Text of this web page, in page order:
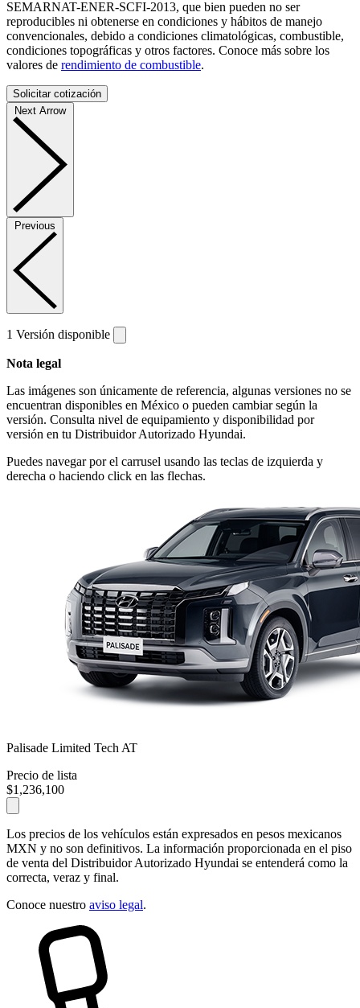
SEMARNAT-ENER-SCFI-2013, que bien pueden no ser
reproducibles ni obtenerse en condiciones y hábitos de manejo
convencionales, debido a condiciones climatológicas, combustible,
condiciones topográficas y otros factores. Conoce más sobre los
valores de rendimiento de combustible.
Solicitar cotización
Next Arrow
Previous
1 Versión disponible
Nota legal
Las imágenes son únicamente de referencia, algunas versiones no se
encuentran disponibles en México o pueden cambiarsegún la
versión. Consulta nivel de equipamiento y disponibilidad por
versión en tu Distribuidor Autorizado Hyundai.
Puedes navegar por el carrusel usando las teclas de izquierda y
derecha o haciendo click en las flechas.
Palisade Limited Tech AT
Precio de lista
$1,236,100
Los precios de los vehículos están expresados en pesos mexicanos
MXN y no son definitivos. La información proporcionada en el piso
de venta del Distribuidor Autorizado Hyundai se entenderá como la
correcta, veraz y final.
Conoce nuestro aviso legal.